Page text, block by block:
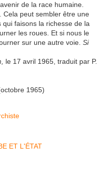
de la race humaine.
Cela peut sembler être une
qui faisons la richesse de la
les roues. Et si nous le
sur une autre voie. Si
le 17 avril 1965, traduit par P.
1965)